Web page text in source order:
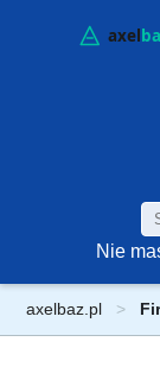
Nie
axelbaz.pl